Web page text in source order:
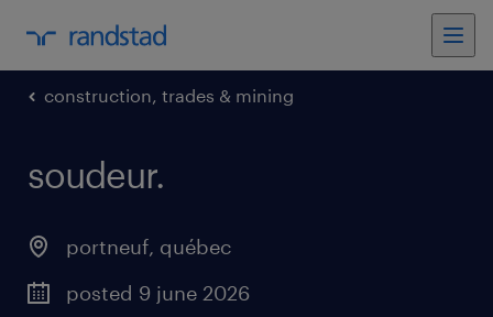
construction, trades & mining
soudeur.
portneuf, québec
posted 9 june 2026